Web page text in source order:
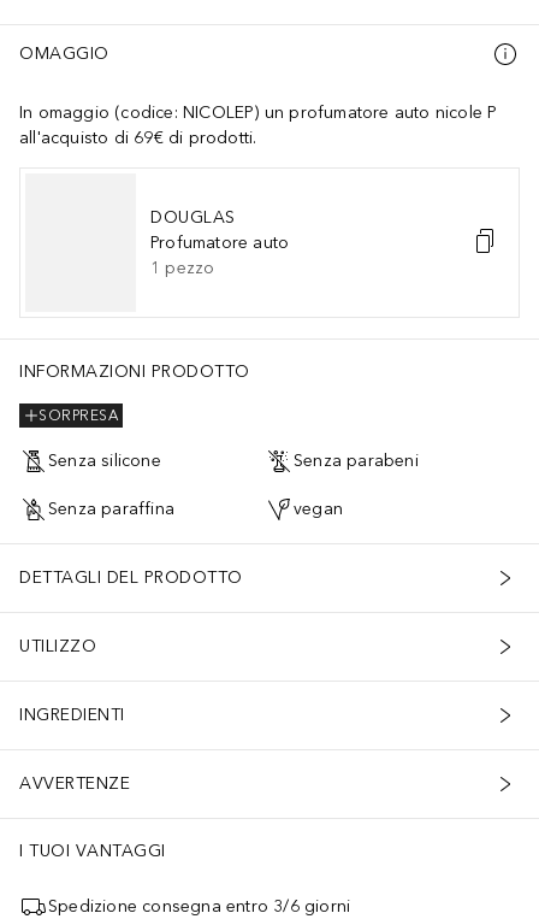
OMAGGIO
In omaggio (codice: NICOLEP) un profumatore auto nicole P
all'acquisto di 69€ di prodotti.
DOUGLAS
Profumatore auto
1 pezzo
INFORMAZIONI PRODOTTO
SORPRESA
Senza silicone Senza parabeni
Senza paraffina vegan
DETTAGLI DEL PRODOTTO
UTILIZZO
INGREDIENTI
AVVERTENZE
I TUOI VANTAGGI
Spedizione consegna entro 3/6 giorni